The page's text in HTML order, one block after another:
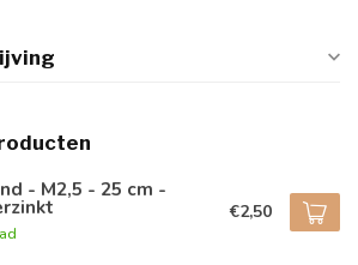
- M2,5 - 25 cm -
€2,50